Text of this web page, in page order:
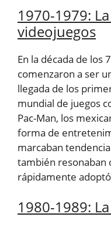
1970-1979:
videojuegos
En la década de los
comenzaron a ser
llegada de los
mundial de juegos
Pac-Man, los
forma de
marcaban
también resonaban
rápidamente
1980-1989: